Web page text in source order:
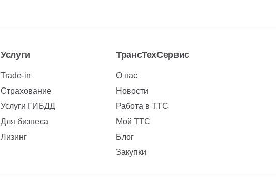
Услуги
Trade-in
Страхование
Услуги ГИБДД
Для бизнеса
Лизинг
ТрансТехСервис
О нас
Новости
Работа в ТТС
Мой ТТС
Блог
Закупки